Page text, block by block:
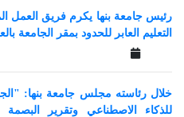
التعليم العابر للحدود بمقر الجامعة
خلال رئاسته مجلس جامعة بنها:
للذكاء الاصطناعي وتقرير البصمة